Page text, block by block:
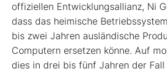
offiziellen Entwicklungsallianz, Ni
dass das heimische
bis zwei Jahren ausländische
Computern ersetzen könne. Auf
dies in drei bis fünf Jahren der Fall